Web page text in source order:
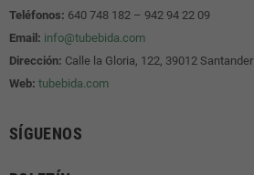
Teléfonos: 640 748 182 – 942 94 22 09
Email: info@tubebida.com
Dirección: Calle la Gloria, 122, 39012 Santander
Web: tubebida.com
SÍGUENOS